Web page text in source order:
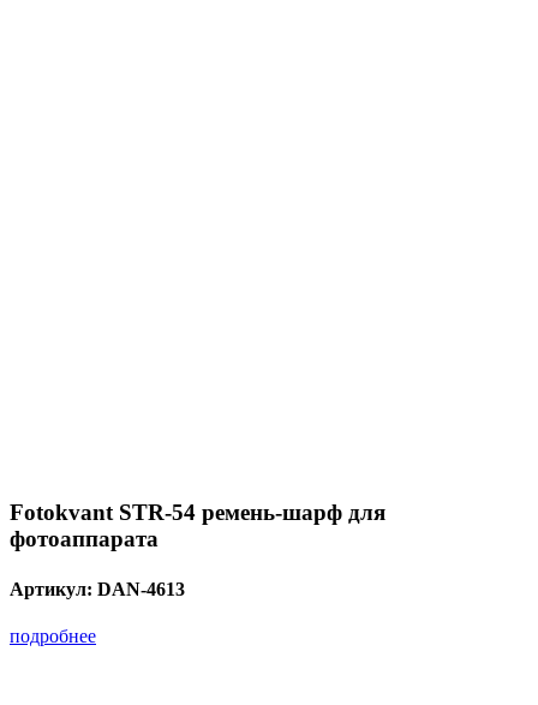
Fotokvant STR-54 ремень-шарф для
фотоаппарата
Артикул: DAN-4613
подробнее